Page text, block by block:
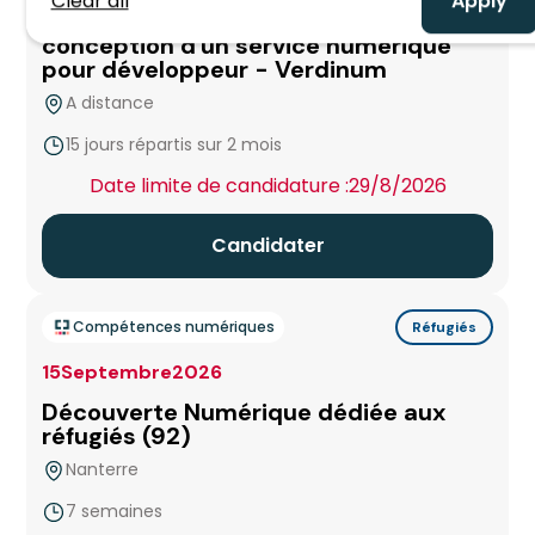
Technicien Réseaux & Cybersécurité
Technicien Support Jeux Vidéo
Technicien Valoriste
Autres formations
Sud
Bayonne
Béthune
Bordeaux Bègles
Bourg En Bresse
Brest
Caen
Campus Aix en Provence
Cannes La Frayère
conception d'un service numérique
pour développeur - Verdinum
A distance
15 jours répartis sur 2 mois
Date limite de candidature :29/8/2026
Candidater
Compétences numériques Réfugiés
15Septembre2026
Découverte Numérique dédiée aux
réfugiés (92)
Nanterre
7 semaines